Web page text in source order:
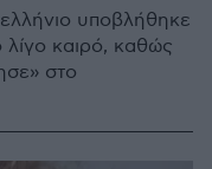
υποβλήθηκε
καιρό, καθώς
στο